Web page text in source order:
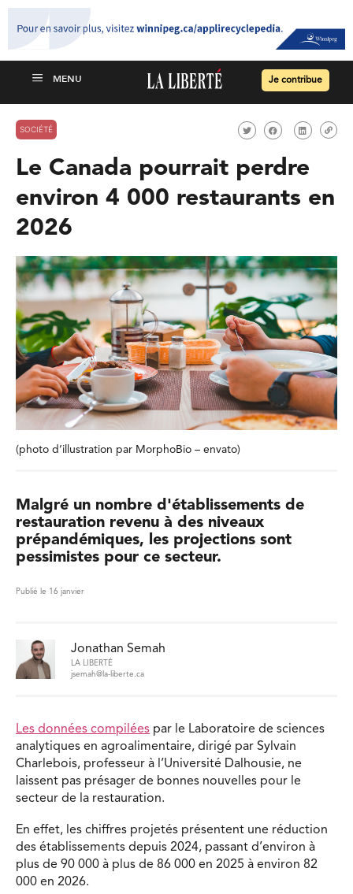
Je contribue
SOCIÉTÉ
Le Canada pourrait perdre
environ 4 000 restaurants en
2026
(photo d’illustration par MorphoBio – envato)
Malgré un nombre d'établissements de
restauration revenu à des niveaux
prépandémiques, les projections sont
pessimistes pour ce secteur.
Publié le 16 janvier
Jonathan Semah
LA LIBERTÉ
jsemah@la-liberte.ca
Les données compilées par le Laboratoire de sciences
analytiques en agroalimentaire, dirigé par Sylvain
Charlebois, professeur à l’Université Dalhousie, ne
laissent pas présager de bonnes nouvelles pour le
secteur de la restauration.
En effet, les chiffres projetés présentent une réduction
des établissements depuis 2024, passant d’environ à
plus de 90 000 à plus de 86 000 en 2025 à environ 82
000 en 2026.